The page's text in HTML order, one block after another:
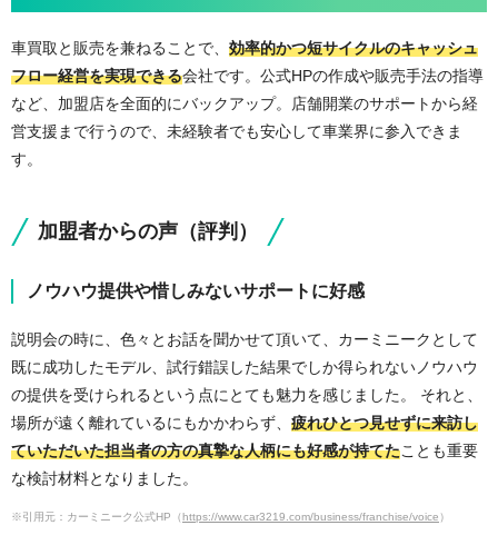
車買取と販売を兼ねることで、 効率的かつ短サイクルのキャッシュ
フロー経営を実現できる会社です。公式HPの作成や販売手法の指導
など、加盟店を全面的にバックアップ。店舗開業のサポートから経
営支援まで行うので、未経験者でも安心して車業界に参入できま
す。
加盟者からの声（評判）
ノウハウ提供や惜しみないサポートに好感
説明会の時に、色々とお話を聞かせて頂いて、カーミニークとして
既に成功したモデル、試行錯誤した結果でしか得られないノウハウ
の提供を受けられるという点にとても魅力を感じました。 それと、
場所が遠く離れているにもかかわらず、 疲れひとつ見せずに来訪し
ていただいた担当者の方の真摯な人柄にも好感が持てたことも重要
な検討材料となりました。
※引用元：カーミニーク公式HP（https://www.car3219.com/business/franchise/voice ）